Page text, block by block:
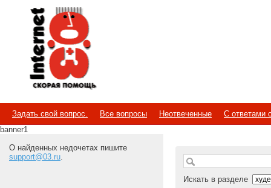
Internet
Скорая помощь
Задать свой вопрос. Все вопросы Неотвеченные
С ответами
banner1
О найденных недочетах пишите
support@03.ru.
Искать в разделе